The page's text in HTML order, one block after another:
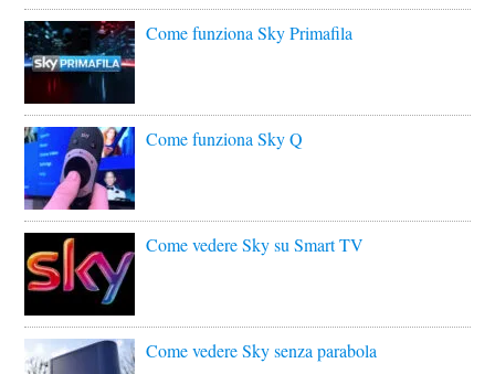
Come funziona Sky Primafila
Come funziona Sky Q
Come vedere Sky su Smart TV
Come vedere Sky senza parabola